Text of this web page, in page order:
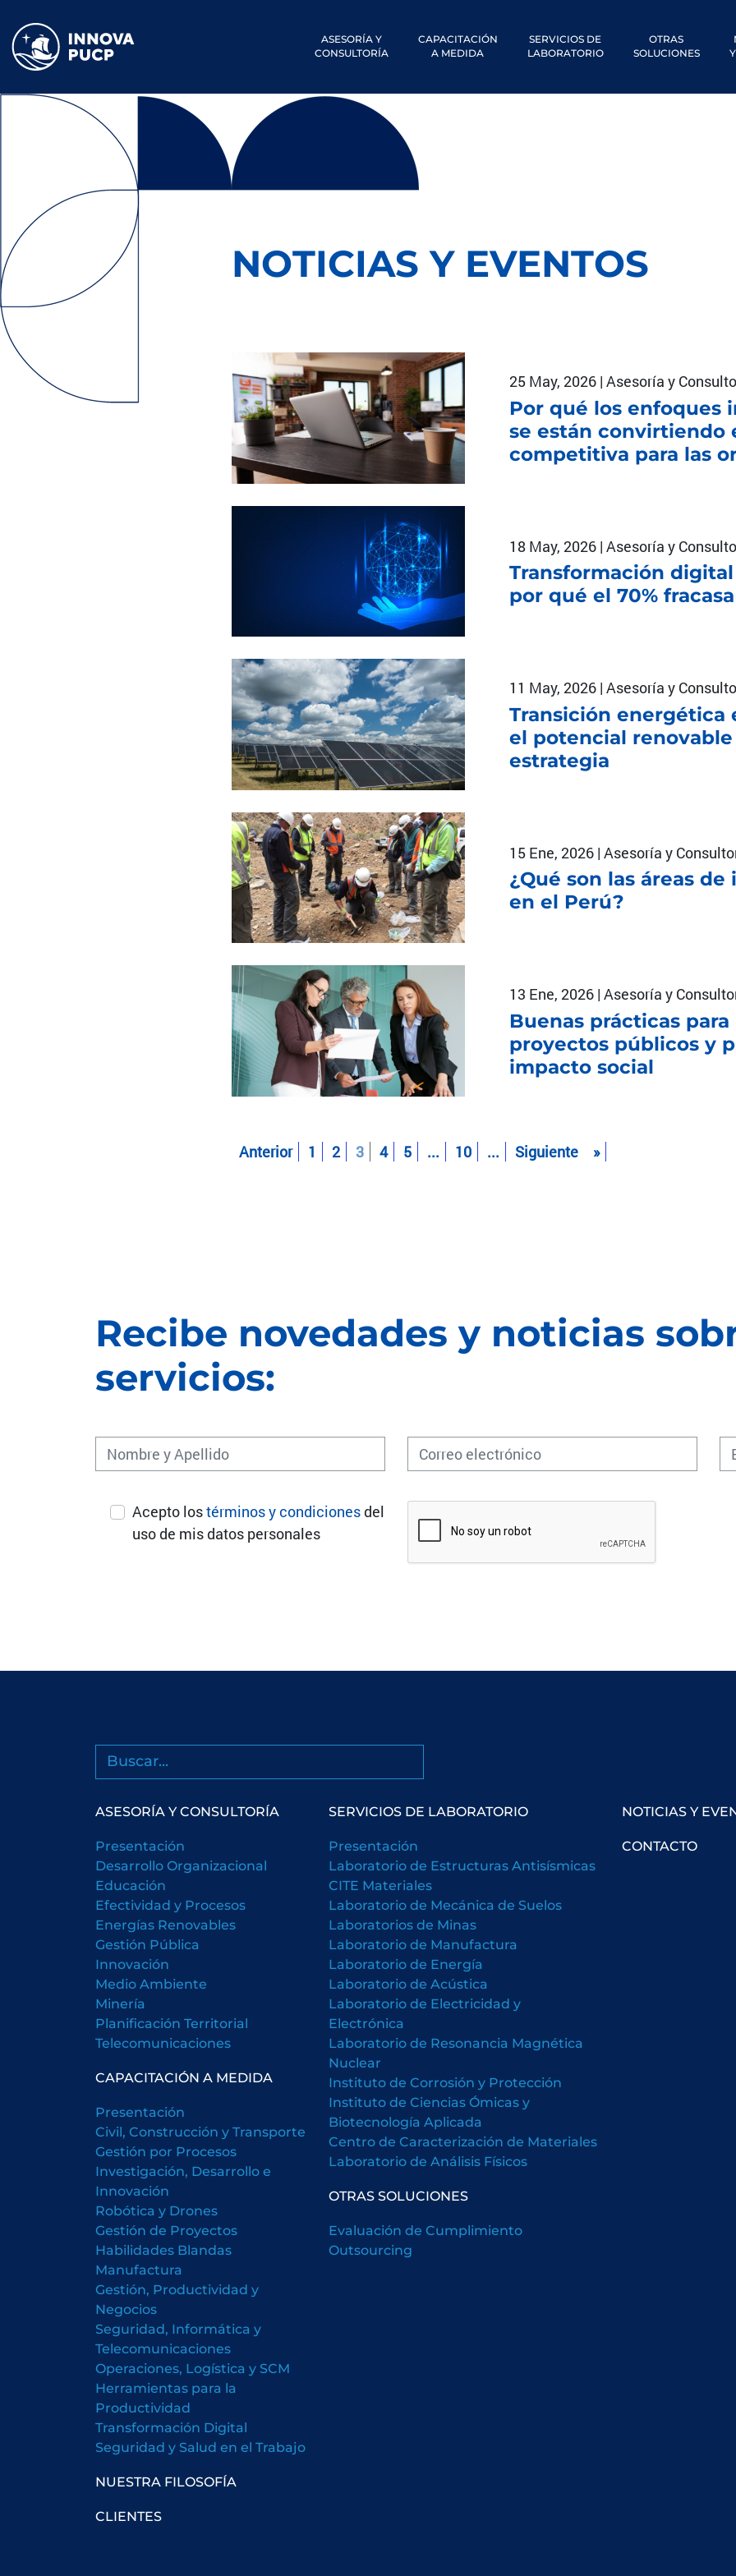
ASESORÍA Y
CONSULTORÍA
CAPACITACIÓN
A MEDIDA
SERVICIOS DE
LABORATORIO
OTRAS
SOLUCIONES
NOTICIAS Y EVENTOS
25 May, 2026 | Asesoría y
Por qué los enfoques
se están convirtiendo
competitiva para las
18 May, 2026 | Asesoría y
Transformación
por qué el 70%
11 May, 2026 | Asesoría y
Transición energética
el potencial
estrategia
15 Ene, 2026 | Asesoría y
¿Qué son las áreas
en el Perú?
13 Ene, 2026 | Asesoría y
Buenas prácticas
proyectos públicos y
impacto social
Anterior 1 2 3 4 5 ... 10 ... Siguiente »
Recibe novedades y noticias
servicios:
Acepto lostérminos y condicionesdel
uso de mis datos personales
Buscar
ASESORÍA Y CONSULTORÍA
Presentación
Desarrollo Organizacional
Educación
Efectividad y Procesos
Energías Renovables
Gestión Pública
Innovación
Medio Ambiente
Minería
Planificación Territorial
Telecomunicaciones
CAPACITACIÓN A MEDIDA
Presentación
Civil, Construcción y Transporte
Gestión por Procesos
Investigación, Desarrollo e
Innovación
Robótica y Drones
Gestión de Proyectos
Habilidades Blandas
Manufactura
Gestión, Productividad y
Negocios
Seguridad, Informática y
Telecomunicaciones
Operaciones, Logística y SCM
Herramientas para la
Productividad
Transformación Digital
Seguridad y Salud en el Trabajo
NUESTRA FILOSOFÍA
CLIENTES
SERVICIOS DE LABORATORIO
Presentación
Laboratorio de Estructuras Antisísmicas
CITE Materiales
Laboratorio de Mecánica de Suelos
Laboratorios de Minas
Laboratorio de Manufactura
Laboratorio de Energía
Laboratorio de Acústica
Laboratorio de Electricidad y
Electrónica
Laboratorio de Resonancia Magnética
Nuclear
Instituto de Corrosión y Protección
Instituto de Ciencias Ómicas y
Biotecnología Aplicada
Centro de Caracterización de Materiales
Laboratorio de Análisis Físicos
OTRAS SOLUCIONES
Evaluación de Cumplimiento
Outsourcing
NOTICIAS Y
CONTACTO